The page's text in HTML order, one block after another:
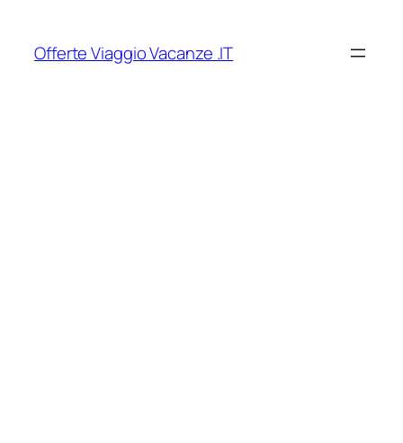
contenuto
Offerte Viaggio Vacanze .IT